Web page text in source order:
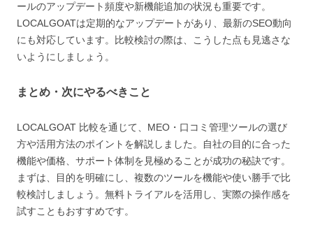
ールのアップデート頻度や新機能追加の状況も重要です。
LOCALGOATは定期的なアップデートがあり、最新のSEO動向
にも対応しています。比較検討の際は、こうした点も見逃さな
いようにしましょう。
まとめ・次にやるべきこと
LOCALGOAT 比較を通じて、MEO・口コミ管理ツールの選び
方や活用方法のポイントを解説しました。自社の目的に合った
機能や価格、サポート体制を見極めることが成功の秘訣です。
まずは、目的を明確にし、複数のツールを機能や使い勝手で比
較検討しましょう。無料トライアルを活用し、実際の操作感を
試すこともおすすめです。